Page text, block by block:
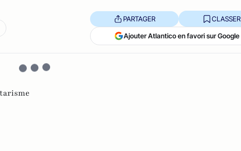
PARTAGER CLASSER
Ajouter Atlantico en favori sur Google